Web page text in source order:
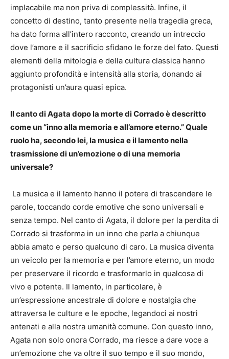
implacabile ma non priva di complessità. Infine, il
concetto di destino, tanto presente nella tragedia greca,
ha dato forma all’intero racconto, creando un intreccio
dove l’amore e il sacrificio sfidano le forze del fato. Questi
elementi della mitologia e della cultura classica hanno
aggiunto profondità e intensità alla storia, donando ai
protagonisti un’aura quasi epica.
Il canto di Agata dopo la morte di Corrado è descritto
come un “inno alla memoria e all’amore eterno.” Quale
ruolo ha, secondo lei, la musica e il lamento nella
trasmissione di un’emozione o di una memoria
universale?
La musica e il lamento hanno il potere di trascendere le
parole, toccando corde emotive che sono universali e
senza tempo. Nel canto di Agata, il dolore per la perdita di
Corrado si trasforma in un inno che parla a chiunque
abbia amato e perso qualcuno di caro. La musica diventa
un veicolo per la memoria e per l’amore eterno, un modo
per preservare il ricordo e trasformarlo in qualcosa di
vivo e potente. Il lamento, in particolare, è
un’espressione ancestrale di dolore e nostalgia che
attraversa le culture e le epoche, legandoci ai nostri
antenati e alla nostra umanità comune. Con questo inno,
Agata non solo onora Corrado, ma riesce a dare voce a
un’emozione che va oltre il suo tempo e il suo mondo,